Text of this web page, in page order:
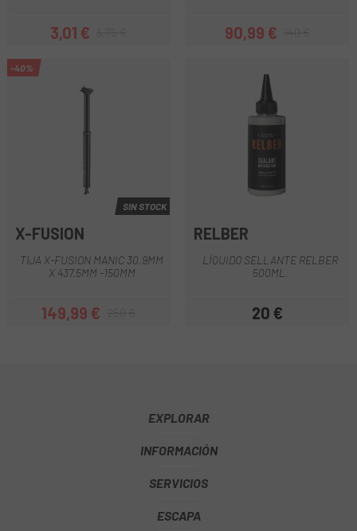
Precio
3,01 €Precio regular Precio
90,99 €Precio regular
-40%
SIN STOCK
X-FUSION
TIJA X-FUSION MANIC 30.9MM
X 437.5MM -150MM
Precio
149,99 €Precio regular
RELBER
LÍQUIDO SELLANTE RELBER
500ML.
Precio
20 €
EXPLORAR
INFORMACIÓN
SERVICIOS
ESCAPA